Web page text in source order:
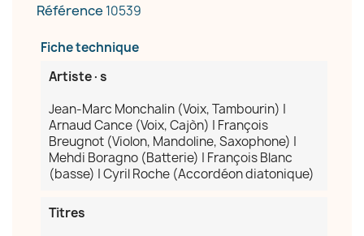
Référence 10539
Fiche technique
Artiste·s
Jean-Marc Monchalin (Voix, Tambourin) |
Arnaud Cance (Voix, Cajòn) | François
Breugnot (Violon, Mandoline, Saxophone) |
Mehdi Boragno (Batterie) | François Blanc
(basse) | Cyril Roche (Accordéon diatonique)
Titres
Créer une liste d'envies
Annuler Créer une liste d'envies